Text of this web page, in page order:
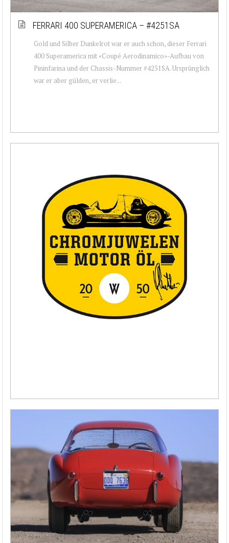
FERRARI 400 SUPERAMERICA – #4251SA
Gold und Silber Dunkelrot war er auch schon, dieser Ferrari
400 Superamerica mit «Coupé Aerodinamico»-Aufbau von
Pininfarina und der Chassis-Nummer #4251SA. Ursprünglich
war er aber gülden, er verlie...